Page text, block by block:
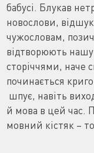
бабусi. Блукав
новослови,
чужословам,
вiдтворюють нашу
сторiччями, наче
починається
шпує, навіть
й мова в цей час.
мовний кiстяк –